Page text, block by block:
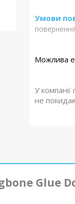
У
не
Glue